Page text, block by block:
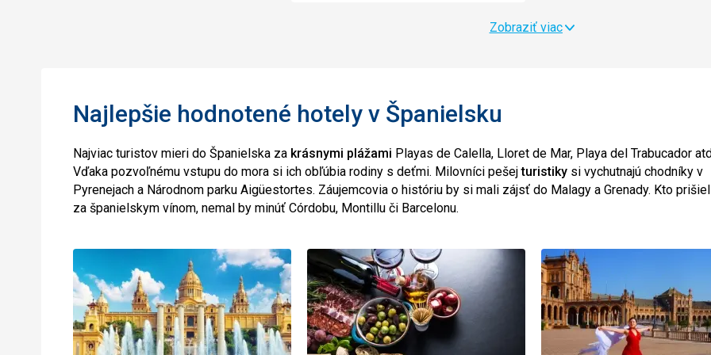
Zobraziť viac
Najlepšie hodnotené hotely v Španielsku
Najviac turistov mieri do Španielska za krásnymi plážami Playas de Calella, Lloret de Mar, Playa del Trabucador
Vďaka pozvoľnému vstupu do mora si ich obľúbia rodiny s deťmi. Milovníci pešejturistiky si vychutnajú chodníky v
Pyrenejach a Národnom parku Aigüestortes. Záujemcovia o históriu by si mali zájsť do Malagy a Grenady. Kto prišiel
za španielskym vínom, nemal by minúť Córdobu, Montillu či Barcelonu.